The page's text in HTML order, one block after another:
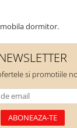
dormitor.
NEWSLETTER
si promotiile